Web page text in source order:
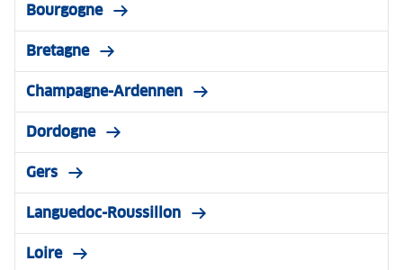
Bourgogne
Bretagne
Champagne-Ardennen
Dordogne
Gers
Languedoc-Roussillon
Loire